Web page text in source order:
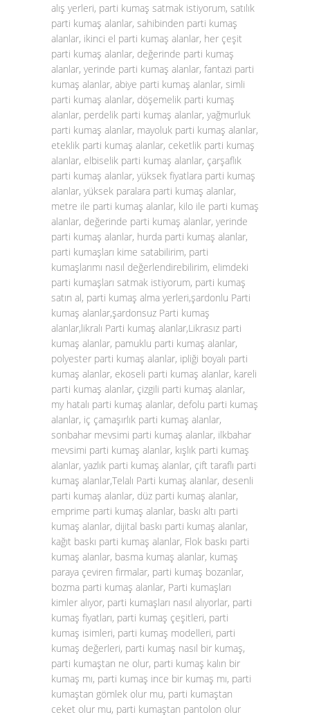
alış yerleri, parti kumaş satmak istiyorum, satılık
parti kumaş alanlar, sahibinden parti kumaş
alanlar, ikinci el parti kumaş alanlar, her çeşit
parti kumaş alanlar, değerinde parti kumaş
alanlar, yerinde parti kumaş alanlar, fantazi parti
kumaş alanlar, abiye parti kumaş alanlar, simli
parti kumaş alanlar, döşemelik parti kumaş
alanlar, perdelik parti kumaş alanlar, yağmurluk
parti kumaş alanlar, mayoluk parti kumaş alanlar,
eteklik parti kumaş alanlar, ceketlik parti kumaş
alanlar, elbiselik parti kumaş alanlar, çarşaflık
parti kumaş alanlar, yüksek fiyatlara parti kumaş
alanlar, yüksek paralara parti kumaş alanlar,
metre ile parti kumaş alanlar, kilo ile parti kumaş
alanlar, değerinde parti kumaş alanlar, yerinde
parti kumaş alanlar, hurda parti kumaş alanlar,
parti kumaşları kime satabilirim, parti
kumaşlarımı nasıl değerlendirebilirim, elimdeki
parti kumaşları satmak istiyorum, parti kumaş
satın al, parti kumaş alma yerleri,şardonlu Parti
kumaş alanlar,şardonsuz Parti kumaş
alanlar,likralı Parti kumaş alanlar,Likrasız parti
kumaş alanlar, pamuklu parti kumaş alanlar,
polyester parti kumaş alanlar, ipliği boyalı parti
kumaş alanlar, ekoseli parti kumaş alanlar, kareli
parti kumaş alanlar, çizgili parti kumaş alanlar,
my hatalı parti kumaş alanlar, defolu parti kumaş
alanlar, iç çamaşırlık parti kumaş alanlar,
sonbahar mevsimi parti kumaş alanlar, ilkbahar
mevsimi parti kumaş alanlar, kışlık parti kumaş
alanlar, yazlık parti kumaş alanlar, çift taraflı parti
kumaş alanlar,Telalı Parti kumaş alanlar, desenli
parti kumaş alanlar, düz parti kumaş alanlar,
emprime parti kumaş alanlar, baskı altı parti
kumaş alanlar, dijital baskı parti kumaş alanlar,
kağıt baskı parti kumaş alanlar, Flok baskı parti
kumaş alanlar, basma kumaş alanlar, kumaş
paraya çeviren firmalar, parti kumaş bozanlar,
bozma parti kumaş alanlar, Parti kumaşları
kimler alıyor, parti kumaşları nasıl alıyorlar, parti
kumaş fiyatları, parti kumaş çeşitleri, parti
kumaş isimleri, parti kumaş modelleri, parti
kumaş değerleri, parti kumaş nasıl bir kumaş,
parti kumaştan ne olur, parti kumaş kalın bir
kumaş mı, parti kumaş ince bir kumaş mı, parti
kumaştan gömlek olur mu, parti kumaştan
ceket olur mu, parti kumaştan pantolon olur